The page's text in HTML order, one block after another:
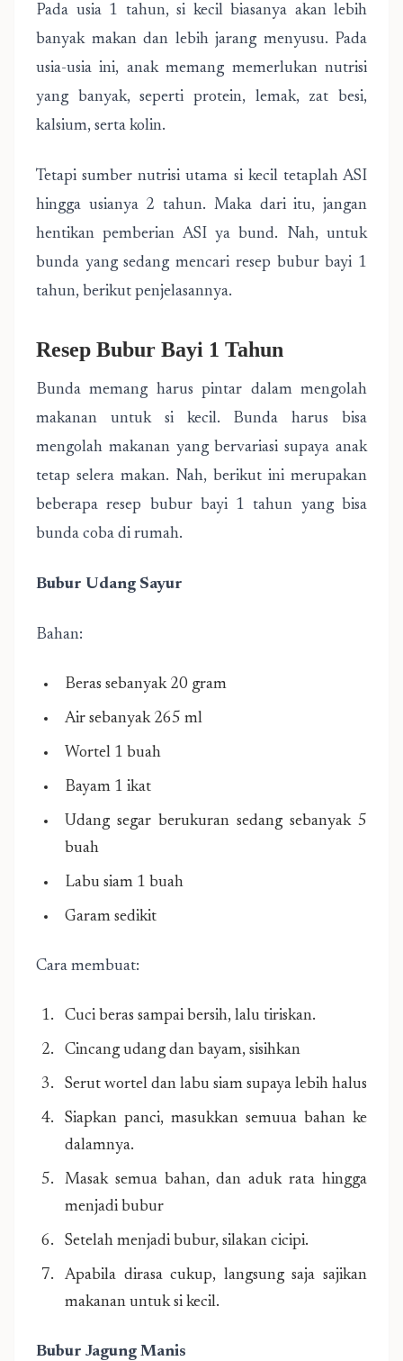
Pada usia 1 tahun, si kecil biasanya akan lebih
banyak makan dan lebih jarang menyusu. Pada
usia-usia ini, anak memang memerlukan nutrisi
yang banyak, seperti protein, lemak, zat besi,
kalsium, serta kolin.
Tetapi sumber nutrisi utama si kecil tetaplah ASI
hingga usianya 2 tahun. Maka dari itu, jangan
hentikan pemberian ASI ya bund. Nah, untuk
bunda yang sedang mencari resep bubur bayi 1
tahun, berikut penjelasannya.
Resep Bubur Bayi 1 Tahun
Bunda memang harus pintar dalam mengolah
makanan untuk si kecil. Bunda harus bisa
mengolah makanan yang bervariasi supaya anak
tetap selera makan. Nah, berikut ini merupakan
beberapa resep bubur bayi 1 tahun yang bisa
bunda coba di rumah.
Bubur Udang Sayur
Bahan:
Beras sebanyak 20 gram
Air sebanyak 265 ml
Wortel 1 buah
Bayam 1 ikat
Udang segar berukuran sedang sebanyak 5
buah
Labu siam 1 buah
Garam sedikit
Cara membuat:
Cuci beras sampai bersih, lalu tiriskan.
Cincang udang dan bayam, sisihkan
Serut wortel dan labu siam supaya lebih halus
Siapkan panci, masukkan semuua bahan ke
dalamnya.
Masak semua bahan, dan aduk rata hingga
menjadi bubur
Setelah menjadi bubur, silakan cicipi.
Apabila dirasa cukup, langsung saja sajikan
makanan untuk si kecil.
Bubur Jagung Manis